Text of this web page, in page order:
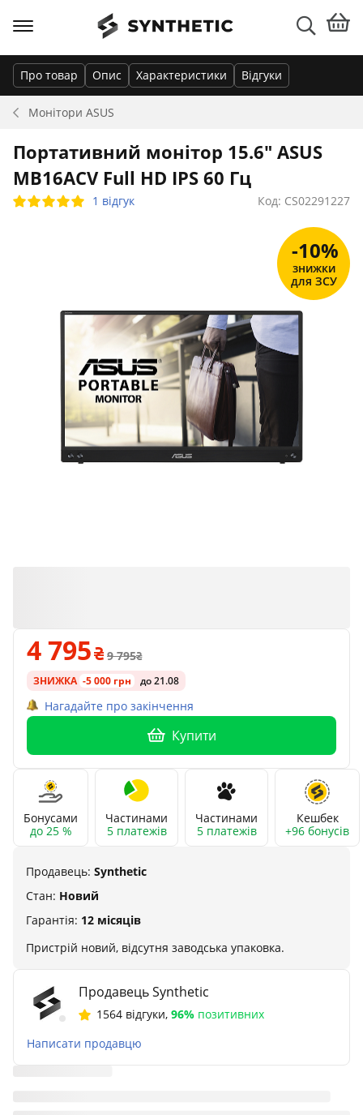
Монітори ASUS
Про товар Опис Характеристики Відгуки
Портативний монітор 15.6" ASUS
MB16ACV Full HD IPS 60 Гц
1 відгук Код: CS02291227
-10%
знижки
для ЗСУ
4 795 9 795
ЗНИЖКА -5 000 грн до 21.08
Нагадайте про закінчення
Купити
Бонусами
до 25 %
Частинами
5 платежів
Частинами
5 платежів
Кешбек
+96 бонусів
Продавець: Synthetic
Стан: Новий
Гарантія: 12 місяців
Пристрій новий, відсутня заводська упаковка.
Продавець Synthetic
1564 відгуки, 96% позитивних
Написати продавцю